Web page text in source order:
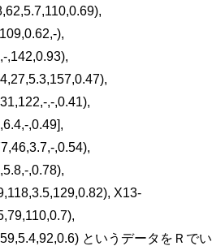
),
,142,0.93),
,-,0.41),
,0.49],
,0.54),
,0.78),
X13-
というデータをＲでい